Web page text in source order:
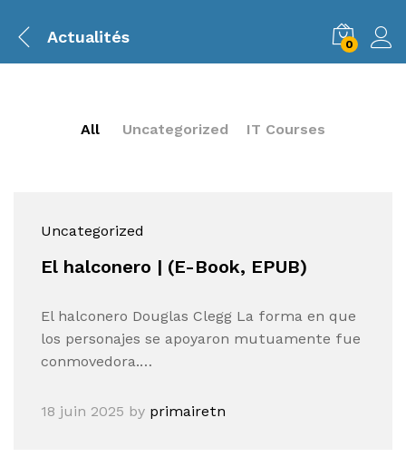
Actualités 0
All Uncategorized IT Courses
Uncategorized
El halconero | (E-Book, EPUB)
El halconero Douglas Clegg La forma en que
los personajes se apoyaron mutuamente fue
conmovedora.…
18 juin 2025 by primairetn